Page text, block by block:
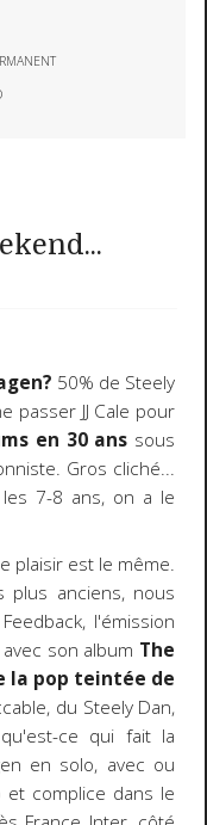
50% de Steely
passer JJ Cale pour
en 30 ans sous
Gros cliché...
7-8 ans, on a le
plaisir est le même.
anciens, nous
l'émission
son album The
la pop teintée de
du Steely Dan,
ce qui fait la
en solo, avec ou
et complice dans le